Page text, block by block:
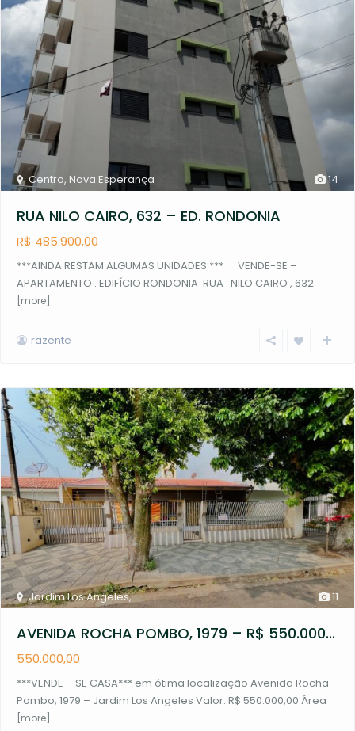
14
Centro, Nova Esperança
RUA NILO CAIRO, 632 – ED. RONDONIA
R$ 485.900,00
***AINDA RESTAM ALGUMAS UNIDADES *** VENDE-SE –
APARTAMENTO . EDIFÍCIO RONDONIA RUA : NILO CAIRO , 632
[more]
razente
11
Jardim Los Angeles,
AVENIDA ROCHA POMBO, 1979 – R$ 550.000...
550.000,00
***VENDE – SE CASA*** em ótima localização Avenida Rocha
Pombo, 1979 – Jardim Los Angeles Valor: R$ 550.000,00 Área
[more]